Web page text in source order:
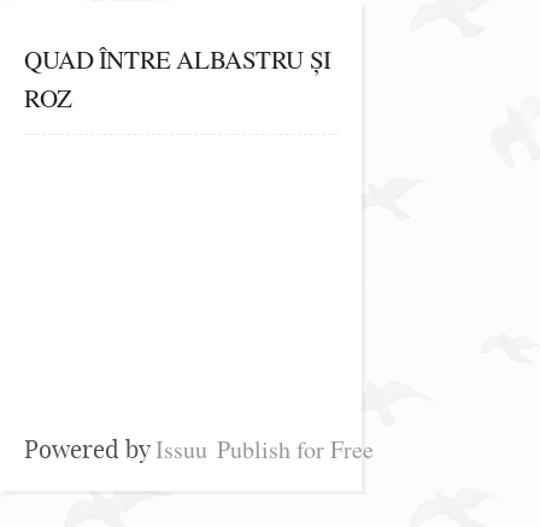
QUAD ÎNTRE ALBASTRU ȘI
ROZ
Powered byIssuu Publish for Free